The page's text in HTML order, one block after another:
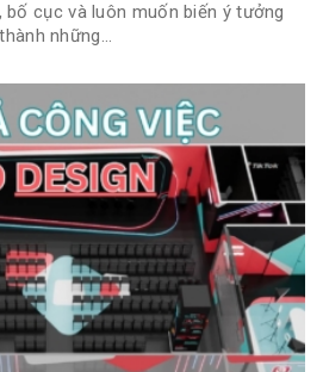
bố cục và luôn muốn biến ý tưởng
thành những...